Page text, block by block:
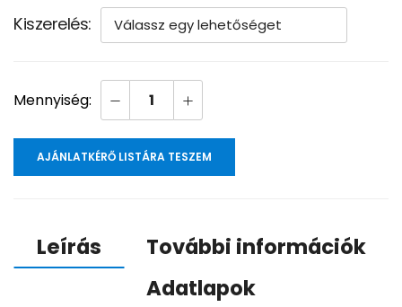
Kiszerelés
AJÁNLATKÉRŐ LISTÁRA TESZEM
Leírás
További információk
Adatlapok